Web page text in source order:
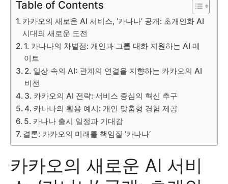
Table of Contents
카카오의 새로운 AI 서비스, ‘카나나’ 공개: 초개인화 AI
시대의 새로운 도전
1. 카나나의 차별점: 개인과 그룹 대화 지원하는 AI 메
이트
2. 일상 속의 AI: 관계의 연결을 지향하는 카카오의 AI
비전
3. 카카오의 AI 전략: 서비스 중심의 혁신 추구
4. 카나나의 활용 예시: 개인 맞춤형 경험 제공
5. 카나나 출시 일정과 기대감
결론: 카카오의 미래를 책임질 ‘카나나’
카카오의 새로운 AI 서비